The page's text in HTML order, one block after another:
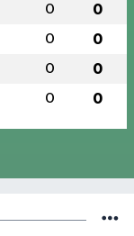
0 0
0 0
0 0
0 0